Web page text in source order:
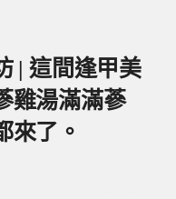
| 這間逢甲美
雞湯滿滿蔘
來了。